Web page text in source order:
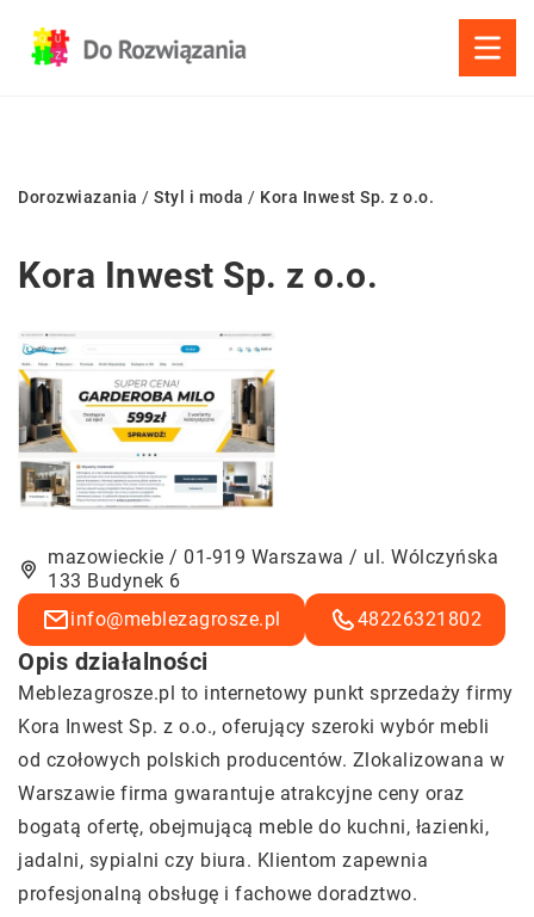
Dorozwiazania / Styl i moda / Kora Inwest Sp. z o.o.
Kora Inwest Sp. z o.o.
mazowieckie / 01-919 Warszawa / ul. Wólczyńska
133 Budynek 6
info@meblezagrosze.pl
48226321802
Opis działalności
Meblezagrosze.pl to internetowy punkt sprzedaży firmy
Kora Inwest Sp. z o.o., oferujący szeroki wybór mebli
od czołowych polskich producentów. Zlokalizowana w
Warszawie firma gwarantuje atrakcyjne ceny oraz
bogatą ofertę, obejmującą meble do kuchni, łazienki,
jadalni, sypialni czy biura. Klientom zapewnia
profesjonalną obsługę i fachowe doradztwo.